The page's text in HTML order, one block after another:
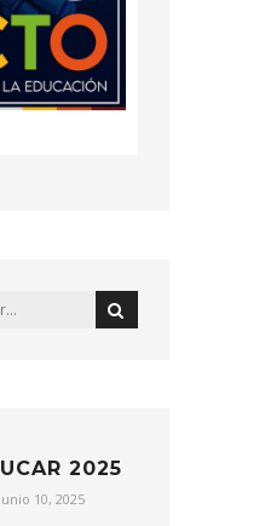
2025
Junio 10, 2025